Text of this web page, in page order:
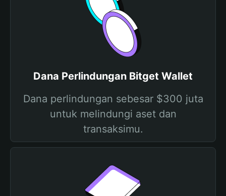
Dana Perlindungan Bitget Wallet
Dana perlindungan sebesar $300 juta
untuk melindungi aset dan
transaksimu.